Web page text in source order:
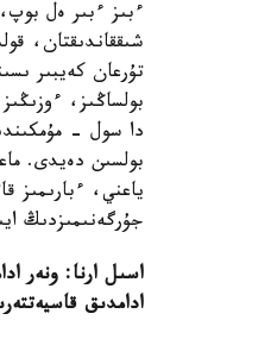
ءبىز ءبىر ەل
شىققاندىقتان،
تۇرعان كەيبىر
بولساڭىز،
دا سول -
بولسىن دەيدى.
ياعني، ءبارىمىز
جۇرگەنىمىزدىڭ
اسىل ارنا: ونەر
ادامدىق